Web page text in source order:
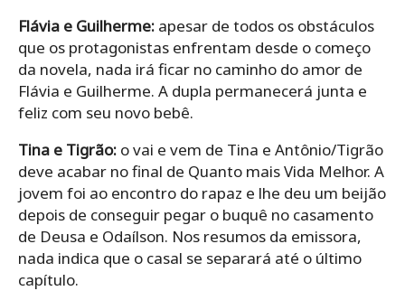
Flávia e Guilherme: apesar de todos os obstáculos
que os protagonistas enfrentam desde o começo
da novela, nada irá ficar no caminho do amor de
Flávia e Guilherme. A dupla permanecerá junta e
feliz com seu novo bebê.
Tina e Tigrão: o vai e vem de Tina e Antônio/Tigrão
deve acabar no final de Quanto mais Vida Melhor. A
jovem foi ao encontro do rapaz e lhe deu um beijão
depois de conseguir pegar o buquê no casamento
de Deusa e Odaílson. Nos resumos da emissora,
nada indica que o casal se separará até o último
capítulo.